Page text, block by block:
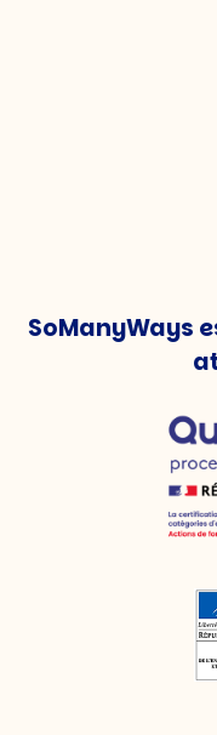
SoManyWays